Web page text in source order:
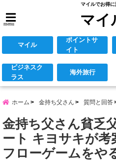
マイルでお得
menu マイ
マイル
ポイントサ
イト
ビジネスク
ラス
海外旅行
ホーム 金持ち父さん 質問と回答
金持ち父さん貧乏
ート キヨサキが
フローゲームをや